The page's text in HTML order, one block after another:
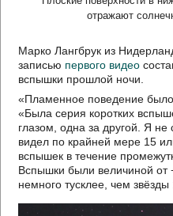
отражают
Марко Лангбрук из
записью первого видео
вспышки прошлой ночи.
«Пламенное поведение
«Была серия коротких
глазом, одна за другой. Я
видел по крайней мере 15
вспышек в течение
Вспышки были величиной от
немного тусклее, чем звёзды